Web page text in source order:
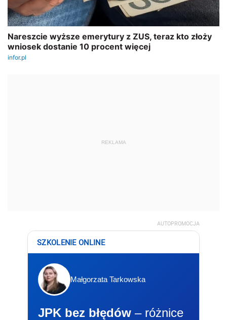
REKLAMA
AUTOPROMOCJA
SZKOLENIE ONLINE
Małgorzata Tarkowska
JPK bez błędów – różnice